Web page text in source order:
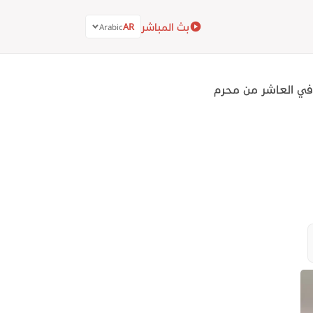
بث المباشر AR
Arabic
في العاشر من محرم